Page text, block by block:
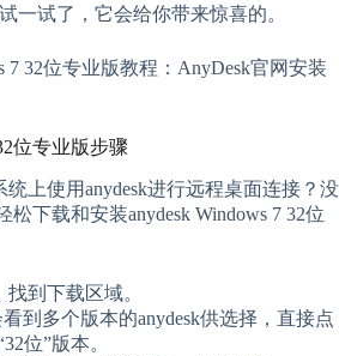
一试了，它会给你带来惊喜的。
位专业版步骤
统上使用anydesk进行远程桌面连接？没
下载和安装anydesk Windows 7 32位
找到下载区域。
到多个版本的anydesk供选择，直接点
位”版本。